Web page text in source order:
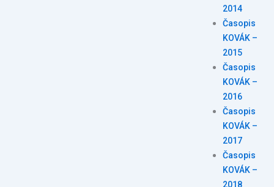
2014
Časopis
KOVÁK –
2015
Časopis
KOVÁK –
2016
Časopis
KOVÁK –
2017
Časopis
KOVÁK –
2018